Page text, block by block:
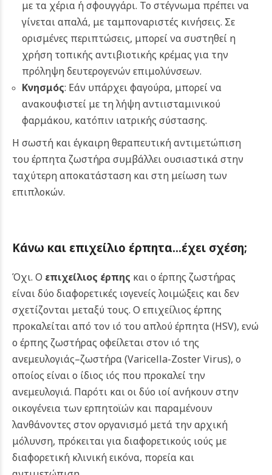
με τα χέρια ή σφουγγάρι. Το στέγνωμα πρέπει να
γίνεται απαλά, με ταμποναριστές κινήσεις. Σε
ορισμένες περιπτώσεις, μπορεί να συστηθεί η
χρήση τοπικής αντιβιοτικής κρέμας για την
πρόληψη δευτερογενών επιμολύνσεων.
Κνησμός: Εάν υπάρχει φαγούρα, μπορεί να
ανακουφιστεί με τη λήψη αντιισταμινικού
φαρμάκου, κατόπιν ιατρικής σύστασης.
Η σωστή και έγκαιρη θεραπευτική αντιμετώπιση
του έρπητα ζωστήρα συμβάλλει ουσιαστικά στην
ταχύτερη αποκατάσταση και στη μείωση των
επιπλοκών.
Κάνω και επιχείλιο έρπητα…έχει σχέση;
Όχι. Ο επιχείλιος έρπης και ο έρπης ζωστήρας
είναι δύο διαφορετικές ιογενείς λοιμώξεις και δεν
σχετίζονται μεταξύ τους. Ο επιχείλιος έρπης
προκαλείται από τον ιό του απλού έρπητα (HSV), ενώ
ο έρπης ζωστήρας οφείλεται στον ιό της
ανεμευλογιάς–ζωστήρα (Varicella-Zoster Virus), ο
οποίος είναι ο ίδιος ιός που προκαλεί την
ανεμευλογιά. Παρότι και οι δύο ιοί ανήκουν στην
οικογένεια των ερπητοϊών και παραμένουν
λανθάνοντες στον οργανισμό μετά την αρχική
μόλυνση, πρόκειται για διαφορετικούς ιούς με
διαφορετική κλινική εικόνα, πορεία και